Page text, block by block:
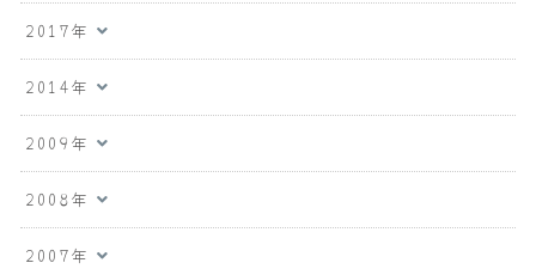
2017年
2014年
2009年
2008年
2007年